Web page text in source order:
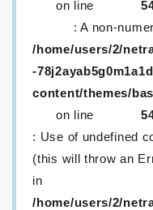
on line
: A non-
/home/users/2/
-
content/themes/
on line
: Use of undefined
(this will throw an
in
/home/users/2/